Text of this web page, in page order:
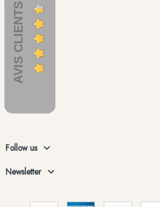
AVIS CLIENTS
Follow us
Newsletter